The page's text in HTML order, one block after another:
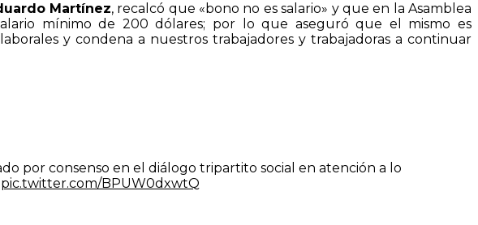
Martínez, recalcó que «bono no es salario» y que en la Asamblea
mínimo de 200 dólares; por lo que aseguró que el mismo es
y condena a nuestros trabajadores y trabajadoras a continuar
por consenso en el diálogo tripartito social en atención a lo
pic.twitter.com/BPUW0dxwtQ